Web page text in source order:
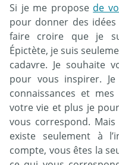
Si je me propose de
pour donner des
faire croire que je
Épictète, je suis
cadavre. Je souhaite
pour vous inspirer.
connaissances et
votre vie et plus je
vous correspond.
existe seulement à
compte, vous êtes la